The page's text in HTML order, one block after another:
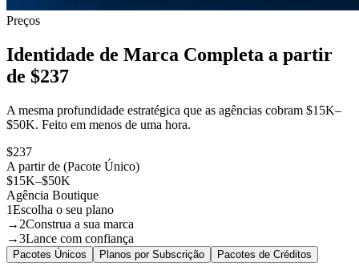
Preços
Identidade de Marca Completa a partir
de $237
A mesma profundidade estratégica que as agências cobram $15K–
$50K. Feito em menos de uma hora.
$237
A partir de (Pacote Único)
$15K–$50K
Agência Boutique
1Escolha o seu plano
→ 2Construa a sua marca
→3Lance com confiança
Pacotes Únicos Planos por Subscrição Pacotes de Créditos